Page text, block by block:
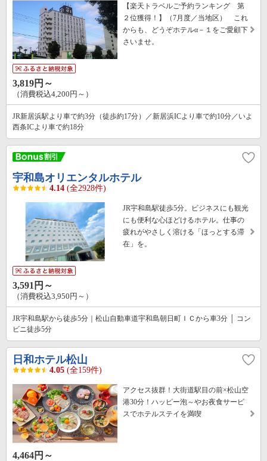
【楽天トラベルご予約ランキング 第
２位獲得！】（7月度／当地区） これ
からも、どうぞホテルα－１をご愛顧下
さいませ。
3,819円～
（消費税込4,200円～）
JR新居浜駅より車で約3分（徒歩約17分）／新居浜ICより車で約10分／いよ
西条ICより車で約18分
宇和島オリエンタルホテル
4.14 (全2928件)
JR宇和島駅徒歩5分。ビジネスにも観光
にも便利な心ほどけるホテル。仕事の
疲れがやさしく溶ける「ほっとする滞
在」を。
3,591円～
（消費税込3,950円～）
JR宇和島駅から徒歩5分｜松山自動車道宇和島朝日町ＩＣから車3分 │ コン
ビニ徒歩5分
日和ホテル松山
4.05 (全159件)
アクセス抜群！大街道駅目の前×松山空
港30分！ハッピー泡～やお夜食サービ
スでホテルステイを満喫
4,464円～